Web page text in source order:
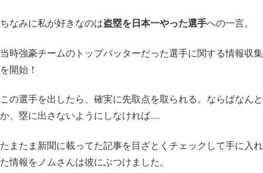
ちなみに私が好きなのは盗塁を日本一やった選手への一言。
当時強豪チームのトップバッターだった選手に関する情報収集
を開始！
この選手を出したら、確実に先取点を取られる。ならばなんと
か、塁に出さないようにしなければ…
たまたま新聞に載ってた記事を目ざとくチェックして手に入れ
た情報をノムさんは彼にぶつけました。